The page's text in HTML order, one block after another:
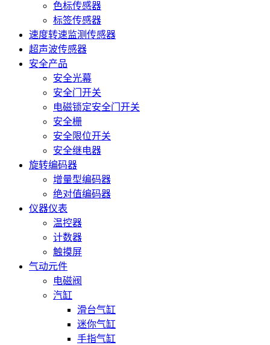
色标传感器
标签传感器
速度转速监测传感器
超声波传感器
安全产品
安全光幕
安全门开关
电磁锁定安全门开关
安全栅
安全限位开关
安全继电器
旋转编码器
增量型编码器
绝对值编码器
仪器仪表
温控器
计数器
触摸屏
气动元件
电磁阀
汽缸
滑台气缸
迷你气缸
手指气缸